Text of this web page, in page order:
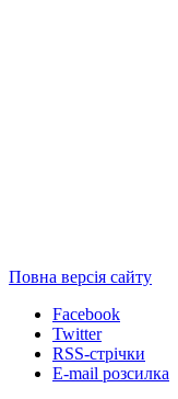
Повна версія сайту
Facebook
Twitter
RSS-стрічки
E-mail розсилка